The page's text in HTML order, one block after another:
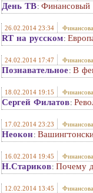
День ТВ: Финансовый
26.02.2014 23:34
RT на русском:
24.02.2014 17:47
Познавательное: В
18.02.2014 19:15
Сергей Филатов:
17.02.2014 23:23
Неокон:
16.02.2014 19:45
Н.Стариков: Почему
12.02.2014 13:45